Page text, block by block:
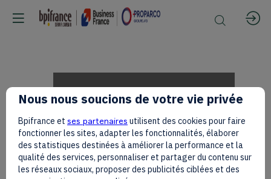
Opportunités
croisées
Nous nous soucions de votre vie privée
Bpifrance et ses partenaires utilisent des cookies pour faire
fonctionner les sites, adapter les fonctionnalités, élaborer
des statistiques destinées à améliorer la performance et la
qualité des services, personnaliser et partager du contenu sur
les réseaux sociaux, proposer des publicités ciblées et des